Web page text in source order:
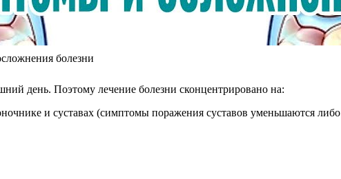
болезни
день. Поэтому лечение болезни сконцентрировано на:
и суставах (симптомы поражения суставов уменьшаются